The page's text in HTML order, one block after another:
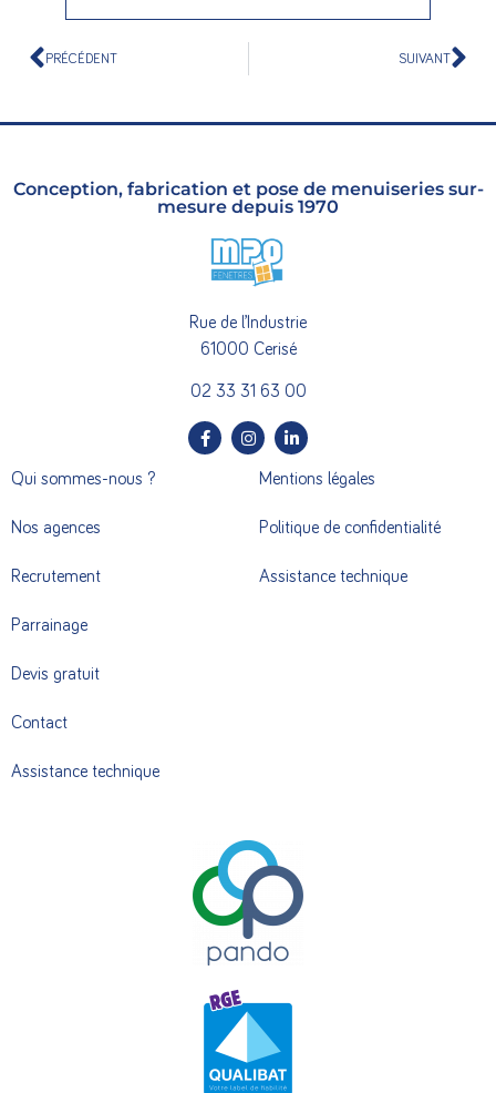
PRÉCÉDENT SUIVANT
Conception, fabrication et pose de menuiseries sur-
mesure depuis 1970
Rue de l’Industrie
61000 Cerisé
02 33 31 63 00
Qui sommes-nous ?
Nos agences
Recrutement
Parrainage
Devis gratuit
Contact
Assistance technique
Mentions légales
Politique de confidentialité
Assistance technique